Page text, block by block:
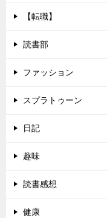
【転職】
読書部
ファッション
スプラトゥーン
日記
趣味
読書感想
健康